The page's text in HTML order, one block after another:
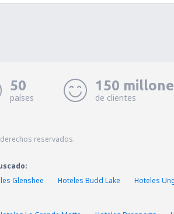
50
países
150
de clientes
reservados.
Glenshee Hoteles Budd Lake
Hoteles